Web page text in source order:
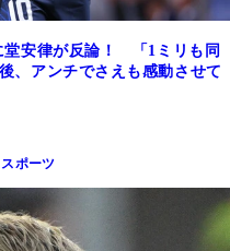
堂安律が反論！ 「1ミリも同
、アンチでさえも感動させて
スポーツ